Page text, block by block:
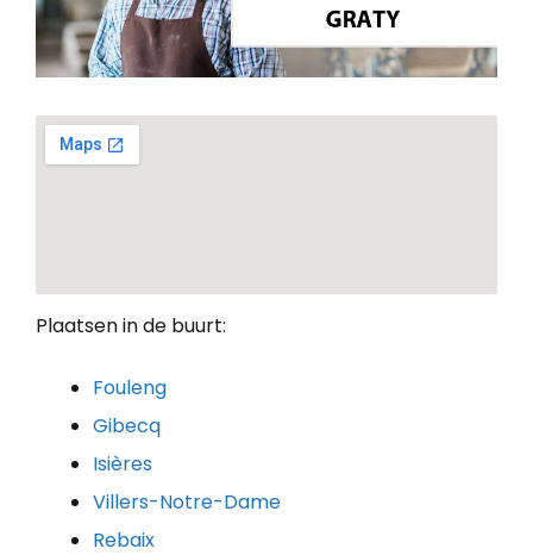
Plaatsen in de buurt:
Fouleng
Gibecq
Isières
Villers-Notre-Dame
Rebaix